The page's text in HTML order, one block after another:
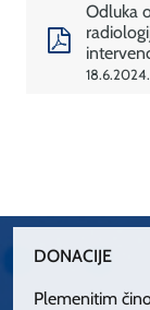
Odluka
DONACIJE
Plemenitim